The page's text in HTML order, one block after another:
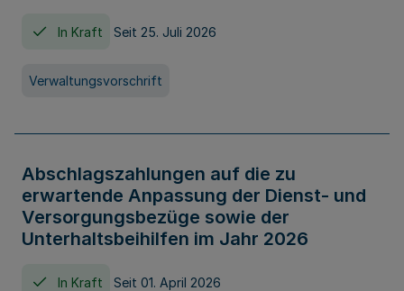
In Kraft Seit 25. Juli 2026
Verwaltungsvorschrift
Abschlagszahlungen auf die zu
erwartende Anpassung der Dienst- und
Versorgungsbezüge sowie der
Unterhaltsbeihilfen im Jahr 2026
In Kraft Seit 01. April 2026